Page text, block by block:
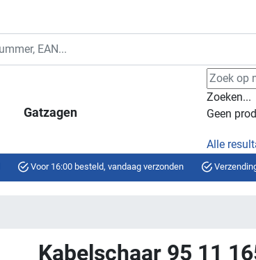
Gatzagen
Zoeken...
Geen
Alle
Voor 16:00 besteld, vandaag verzonden
Kabelschaar 95 11